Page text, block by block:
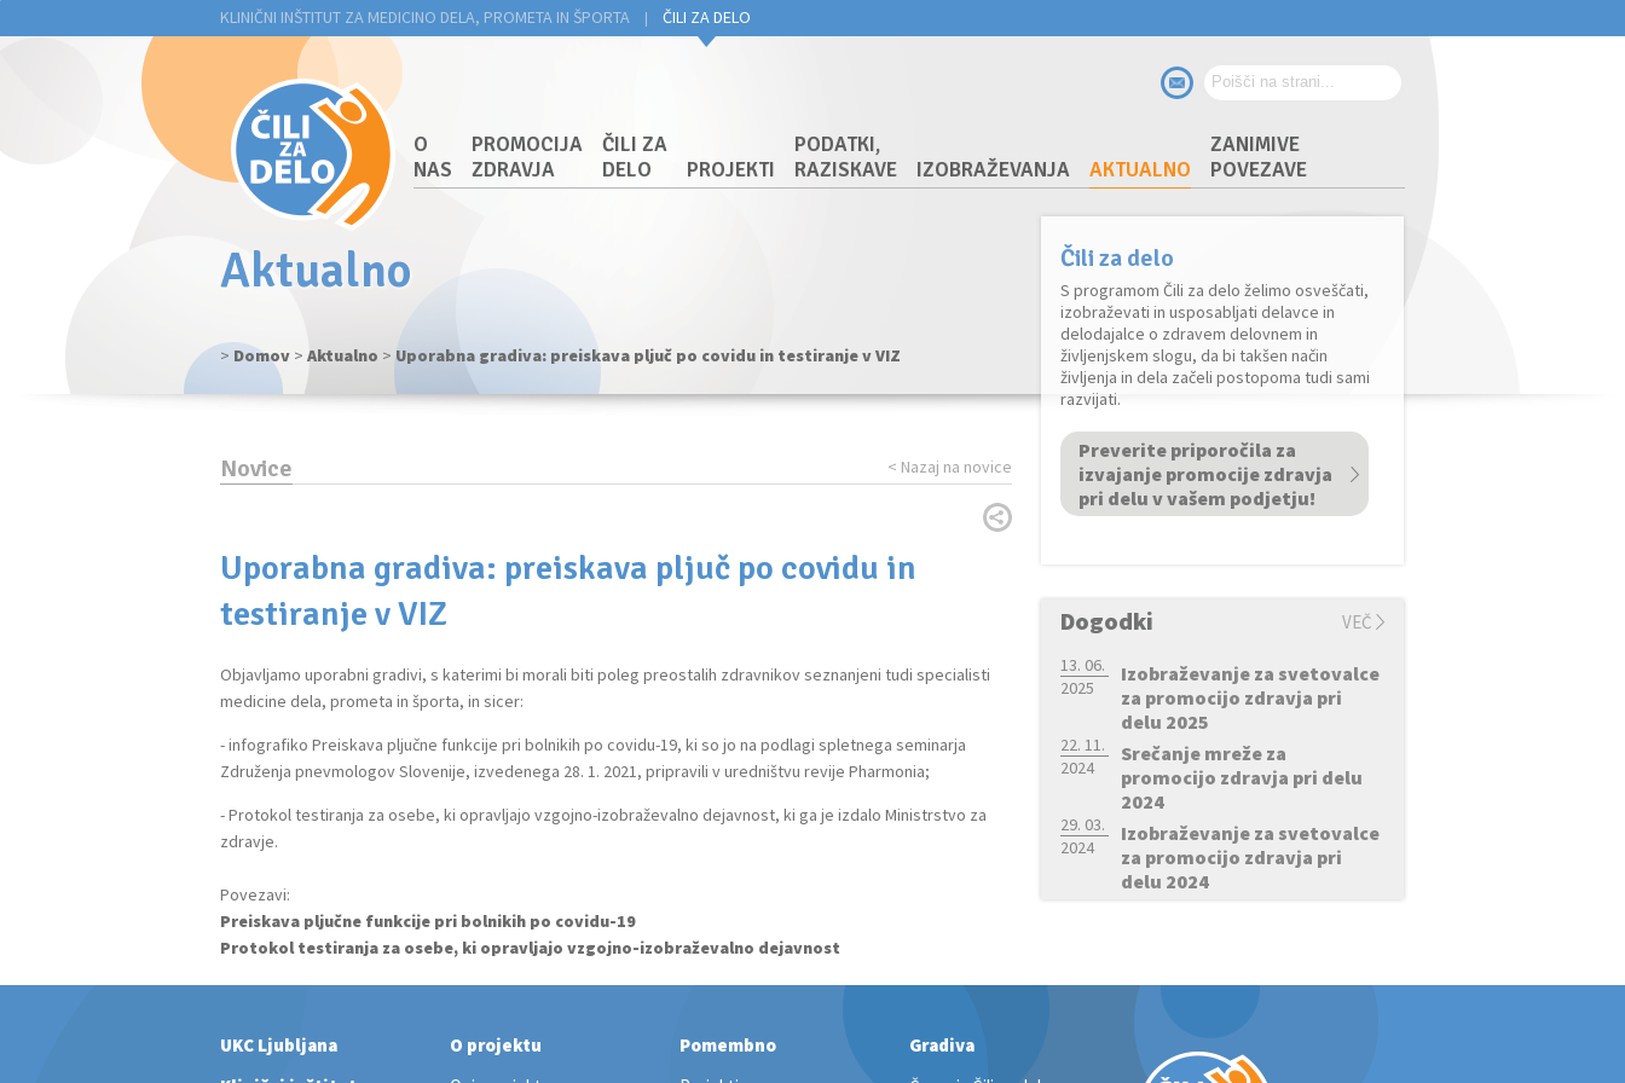
KLINIČNI INŠTITUT ZA MEDICINO DELA, PROMETA IN ŠPORTA | ČILI ZA DELO
O
NAS
PROMOCIJA
ZDRAVJA
ČILI ZA
DELO
PROJEKTI
PODATKI,
RAZISKAVE
IZOBRAŽEVANJA AKTUALNO
ZANIMIVE
POVEZAVE
Aktualno
> Domov > Aktualno > Uporabna gradiva: preiskava pljuč po covidu in testiranje v VIZ
Novice < Nazaj na novice
Uporabna gradiva: preiskava pljuč po covidu in
testiranje v VIZ
Objavljamo uporabni gradivi, s katerimi bi morali biti poleg preostalih zdravnikov seznanjeni tudi specialisti
medicine dela, prometa in športa, in sicer:
- infografiko Preiskava pljučne funkcije pri bolnikih po covidu-19, ki so jo na podlagi spletnega seminarja
Združenja pnevmologov Slovenije, izvedenega 28. 1. 2021, pripravili v uredništvu revije Pharmonia;
- Protokol testiranja za osebe, ki opravljajo vzgojno-izobraževalno dejavnost, ki ga je izdalo Ministrstvo za
zdravje.
Povezavi:
Preiskava pljučne funkcije pri bolnikih po covidu-19
Protokol testiranja za osebe, ki opravljajo vzgojno-izobraževalno dejavnost
Čili za delo
S programom Čili za delo želimo osveščati,
izobraževati in usposabljati delavce in
delodajalce o zdravem delovnem in
življenjskem slogu, da bi takšen način
življenja in dela začeli postopoma tudi sami
razvijati.
Preverite priporočila za
izvajanje promocije zdravja
pri delu v vašem podjetju!
Dogodki VEČ
13. 06.
2025
Izobraževanje za svetovalce
za promocijo zdravja pri
delu 2025
22. 11.
2024
Srečanje mreže za
promocijo zdravja pri delu
2024
29. 03.
2024
Izobraževanje za svetovalce
za promocijo zdravja pri
delu 2024
UKC Ljubljana
O projektu
Pomembno
Gradiva